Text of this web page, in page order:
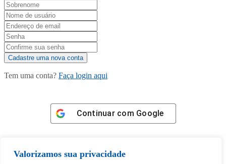
Valorizamos sua privacidade
Tem uma conta? Faça login aqui
Continuar com Google